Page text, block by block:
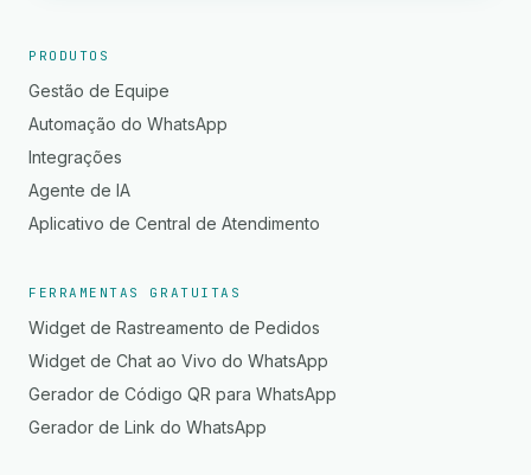
PRODUTOS
Gestão de Equipe
Automação do WhatsApp
Integrações
Agente de IA
Aplicativo de Central de Atendimento
FERRAMENTAS GRATUITAS
Widget de Rastreamento de Pedidos
Widget de Chat ao Vivo do WhatsApp
Gerador de Código QR para WhatsApp
Gerador de Link do WhatsApp